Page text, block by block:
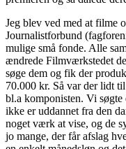
Jeg blev ved med at filme
Journalistforbund
mulige små fonde. Alle
ændrede Filmværkstedet
søge dem og fik der
70.000 kr. Så var der lidt
bl.a komponisten. Vi
ikke er uddannet fra den
noget værk at vise, og de
jo mange, der får afslag